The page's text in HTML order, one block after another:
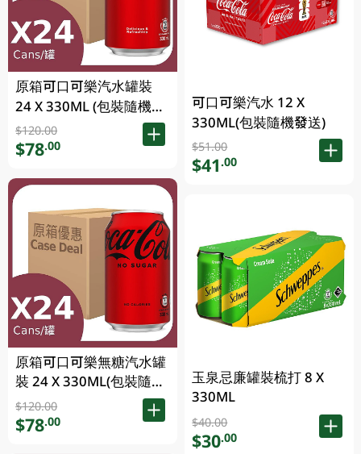
原箱可口可樂汽水罐裝
24 X 330ML (包裝隨機發
送)
$120.00
$78.00
原箱可口可樂無糖汽水罐
裝 24 X 330ML(包裝隨機
發送)
$120.00
$78.00
可口可樂汽水 12 X
330ML(包裝隨機發送)
$51.00
$41.00
玉泉忌廉罐裝梳打 8 X
330ML
$40.00
$30.00